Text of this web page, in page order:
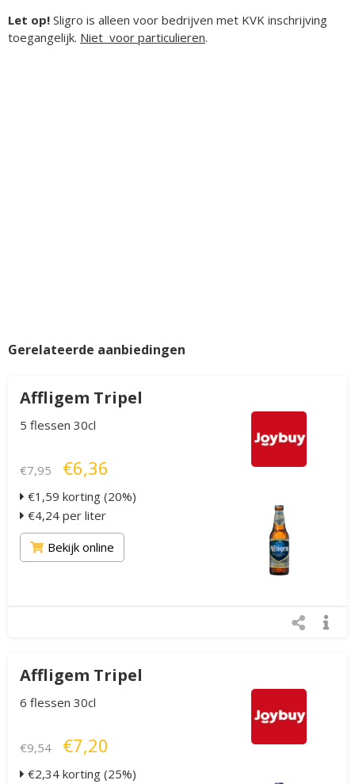
Let op! Sligro is alleen voor bedrijven met KVK inschrijving
toegangelijk. Niet voor particulieren.
Gerelateerde aanbiedingen
Affligem Tripel
5 flessen 30cl
€7,95 €6,36
€1,59 korting (20%)
€4,24 per liter
Bekijk online
Affligem Tripel
6 flessen 30cl
€9,54 €7,20
€2,34 korting (25%)